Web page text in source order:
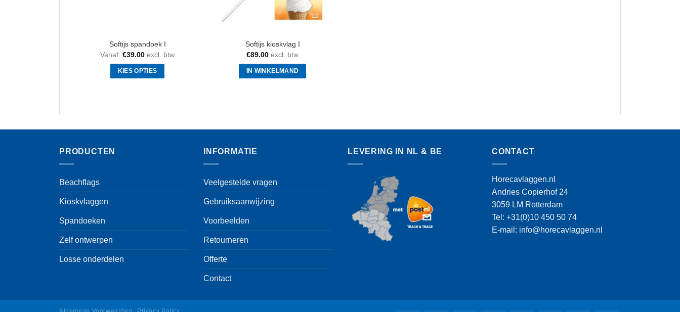
Softijs spandoek I
Vanaf: €39.00 excl. btw
KIES OPTIES
variaties.
Softijs kioskvlag I
€89.00 excl. btw
IN WINKELMAND
PRODUCTEN
Beachflags
Kioskvlaggen
Spandoeken
Zelf ontwerpen
Losse onderdelen
INFORMATIE
Veelgestelde vragen
Gebruiksaanwijzing
Voorbeelden
Retourneren
Offerte
Contact
LEVERING IN NL & BE CONTACT
Horecavlaggen.nl
Andries Copierhof 24
3059 LM Rotterdam
Tel: +31(0)10 450 50 74
E-mail: info@horecavlaggen.nl